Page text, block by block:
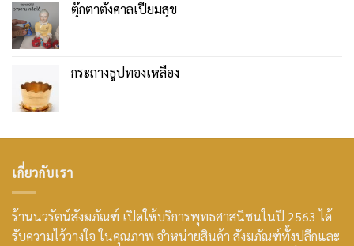
ตุ๊กตาตั้งศาลเปี่ยมสุข
กระถางธูปทองเหลือง
เกี่ยวกับเรา
ร้านนวรัตน์สังฆภัณฑ์ เปิดให้บริการพุทธศาสนิชนในปี 2563 ได้
รับความไว้วางใจ ในคุณภาพ จำหน่ายสินค้า สังฆภัณฑ์ทั้งปลีกและ